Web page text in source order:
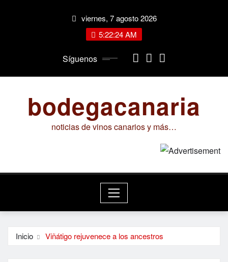
viernes, 7 agosto 2026
5:22:24 AM
Síguenos
bodegacanaria
noticias de vinos canarios y más…
Inicio Viñátigo rejuvenece a los ancestros